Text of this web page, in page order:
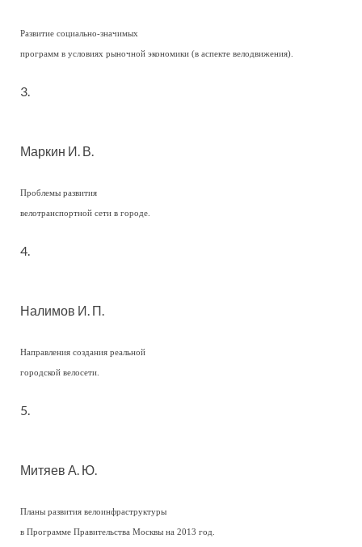
Развитие социально-значимых
программ в условиях рыночной экономики (в аспекте велодвижения).
3.
Маркин И. В.
Проблемы развития
велотранспортной сети в городе.
4.
Налимов И. П.
Направления создания реальной
городской велосети.
5.
Митяев А. Ю.
Планы развития велоинфраструктуры
в Программе Правительства Москвы на 2013 год.